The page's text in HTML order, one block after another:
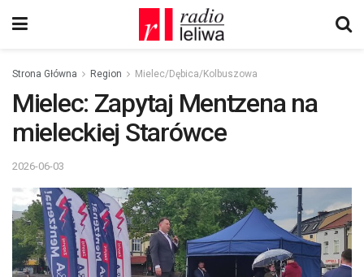
Strona Główna Region Mielec/Dębica/Kolbuszowa
Mielec: Zapytaj Mentzena na
mieleckiej Starówce
2026-06-03